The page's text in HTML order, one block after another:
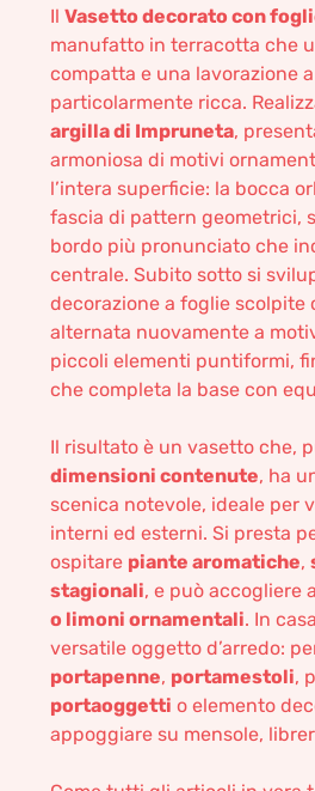
Il Vasetto decorato con
manufatto in terracotta che
compatta e una lavorazione
particolarmente ricca.
argilla di Impruneta,
armoniosa di motivi
l’intera superficie: la bocca
fascia di pattern geometrici,
bordo più pronunciato che
centrale. Subito sotto si
decorazione a foglie scolpite
alternata nuovamente a
piccoli elementi puntiformi,
che completa la base con
Il risultato è un vasetto che,
dimensioni contenute, ha
scenica notevole, ideale per
interni ed esterni. Si presta
ospitare piante aromatiche,
stagionali, e può accogliere
o limoni ornamentali. In
versatile oggetto d’arredo:
portapenne, portamestoli,
portaoggetti o elemento
appoggiare su mensole,